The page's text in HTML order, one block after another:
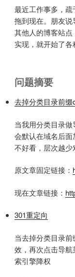
最近工作事多，
拖到现在。朋友
其他人的博客站
实现，就开始了各
问题摘要
去掉分类目录前缀
当我用分类目录
会默认在域名后
不好看，层次越
原文章固定链接：
现在文章链接：
301重定向
当去掉分类目录
效，再次点击导
索引擎降权